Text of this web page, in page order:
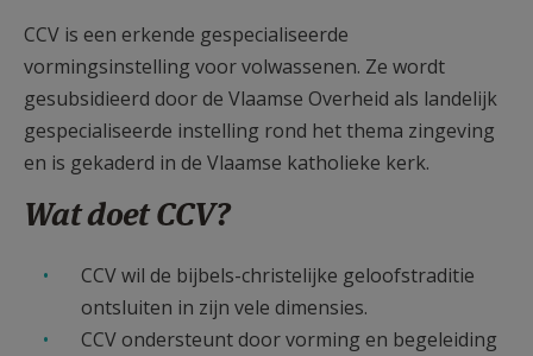
CCV is een erkende gespecialiseerde
vormingsinstelling voor volwassenen. Ze wordt
gesubsidieerd door de Vlaamse Overheid als landelijk
gespecialiseerde instelling rond het thema zingeving
en is gekaderd in de Vlaamse katholieke kerk.
Wat doet CCV?
CCV wil de bijbels-christelijke geloofstraditie
ontsluiten in zijn vele dimensies.
CCV ondersteunt door vorming en begeleiding